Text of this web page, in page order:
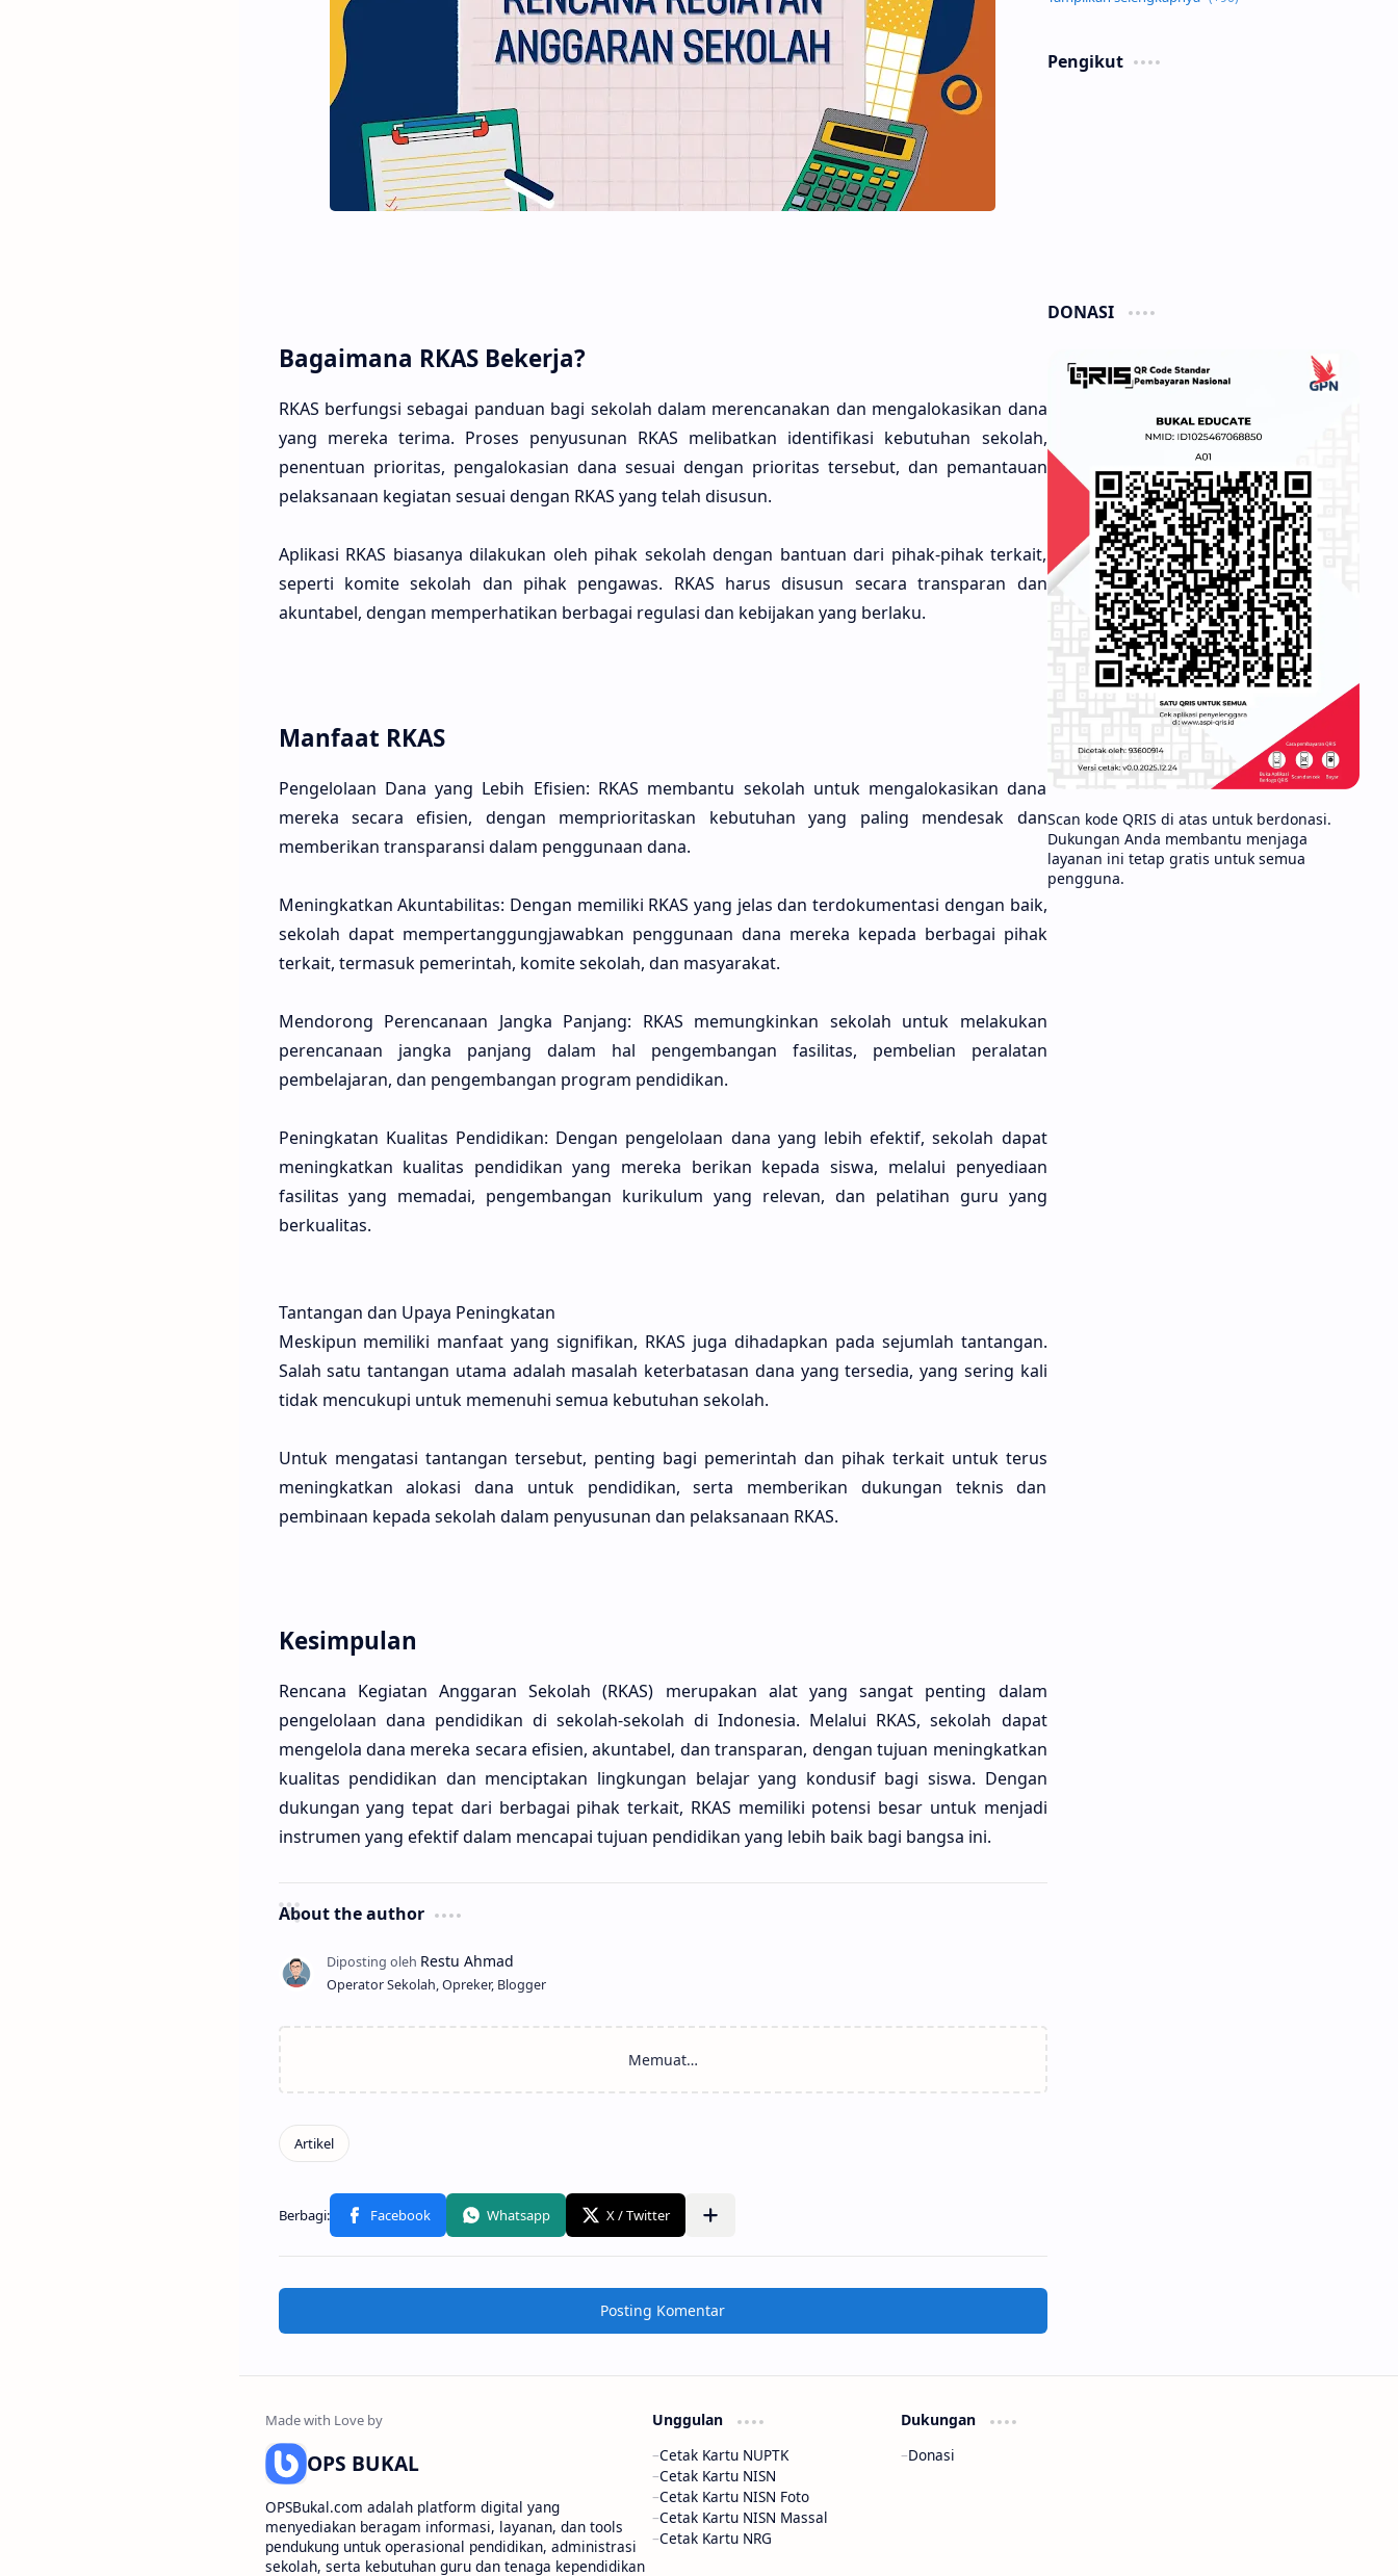
Bagaimana RKAS Bekerja?
RKAS berfungsi sebagai panduan bagi sekolah dalam merencanakan dan mengalokasikan dana
yang mereka terima. Proses penyusunan RKAS melibatkan identifikasi kebutuhan sekolah,
penentuan prioritas, pengalokasian dana sesuai dengan prioritas tersebut, dan pemantauan
pelaksanaan kegiatan sesuai dengan RKAS yang telah disusun.
Aplikasi RKAS biasanya dilakukan oleh pihak sekolah dengan bantuan dari pihak-pihak terkait,
seperti komite sekolah dan pihak pengawas. RKAS harus disusun secara transparan dan
akuntabel, dengan memperhatikan berbagai regulasi dan kebijakan yang berlaku.
Manfaat RKAS
Pengelolaan Dana yang Lebih Efisien: RKAS membantu sekolah untuk mengalokasikan dana
mereka secara efisien, dengan memprioritaskan kebutuhan yang paling mendesak dan
memberikan transparansi dalam penggunaan dana.
Meningkatkan Akuntabilitas: Dengan memiliki RKAS yang jelas dan terdokumentasi dengan baik,
sekolah dapat mempertanggungjawabkan penggunaan dana mereka kepada berbagai pihak
terkait, termasuk pemerintah, komite sekolah, dan masyarakat.
Mendorong Perencanaan Jangka Panjang: RKAS memungkinkan sekolah untuk melakukan
perencanaan jangka panjang dalam hal pengembangan fasilitas, pembelian peralatan
pembelajaran, dan pengembangan program pendidikan.
Peningkatan Kualitas Pendidikan: Dengan pengelolaan dana yang lebih efektif, sekolah dapat
meningkatkan kualitas pendidikan yang mereka berikan kepada siswa, melalui penyediaan
fasilitas yang memadai, pengembangan kurikulum yang relevan, dan pelatihan guru yang
berkualitas.
Tantangan dan Upaya Peningkatan
Meskipun memiliki manfaat yang signifikan, RKAS juga dihadapkan pada sejumlah tantangan.
Salah satu tantangan utama adalah masalah keterbatasan dana yang tersedia, yang sering kali
tidak mencukupi untuk memenuhi semua kebutuhan sekolah.
Untuk mengatasi tantangan tersebut, penting bagi pemerintah dan pihak terkait untuk terus
meningkatkan alokasi dana untuk pendidikan, serta memberikan dukungan teknis dan
pembinaan kepada sekolah dalam penyusunan dan pelaksanaan RKAS.
Kesimpulan
Rencana Kegiatan Anggaran Sekolah (RKAS) merupakan alat yang sangat penting dalam
pengelolaan dana pendidikan di sekolah-sekolah di Indonesia. Melalui RKAS, sekolah dapat
mengelola dana mereka secara efisien, akuntabel, dan transparan, dengan tujuan meningkatkan
kualitas pendidikan dan menciptakan lingkungan belajar yang kondusif bagi siswa. Dengan
dukungan yang tepat dari berbagai pihak terkait, RKAS memiliki potensi besar untuk menjadi
instrumen yang efektif dalam mencapai tujuan pendidikan yang lebih baik bagi bangsa ini.
About the author
Operator Sekolah, Opreker, Blogger
Posting Komentar
Pengikut
DONASI
Scan kode QRIS di atas untuk berdonasi.
Dukungan Anda membantu menjaga
layanan ini tetap gratis untuk semua
pengguna.
OPS BUKAL
OPSBukal.com adalah platform digital yang
menyediakan beragam informasi, layanan, dan tools
pendukung untuk operasional pendidikan, administrasi
sekolah, serta kebutuhan guru dan tenaga kependidikan
Unggulan
Cetak Kartu NUPTK
Cetak Kartu NISN
Cetak Kartu NISN Foto
Cetak Kartu NISN Massal
Cetak Kartu NRG
Dukungan
Donasi